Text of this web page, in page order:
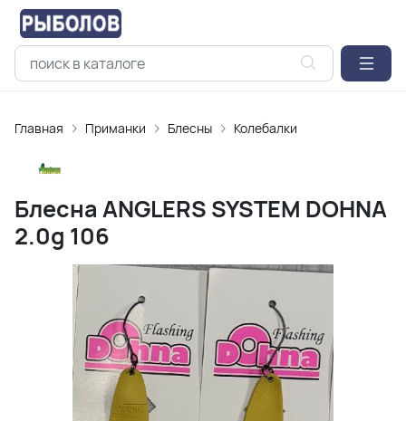
Главная Приманки Блесны Колебалки
Блесна ANGLERS SYSTEM DOHNA
2.0g 106